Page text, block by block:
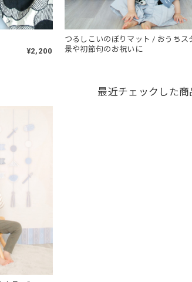
¥2,200
つるしこいのぼりマット / おうちス
景や初節句のお祝いに
最近チェックした商